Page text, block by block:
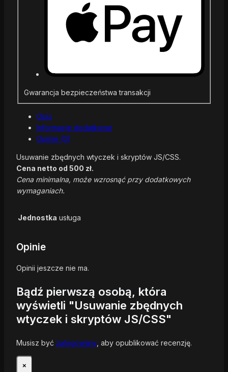
Gwarancja bezpieczeństwa transakcji
Opis
Informacje dodatkowe
Opinie (0)
Usuwanie zbędnych wtyczek i skryptów JS/CSS.
Cena netto od 500 zł.
Cena minimalna, może wzrosnąć przy dodatkowych
wymaganiach.
Jednostka usługa
Opinie
Opinii jeszcze nie ma.
Bądź pierwszą osobą, która
wyświetli "Usuwanie zbędnych
wtyczek i skryptów JS/CSS"
Musisz być zalogowany, aby opublikować recenzję.
×